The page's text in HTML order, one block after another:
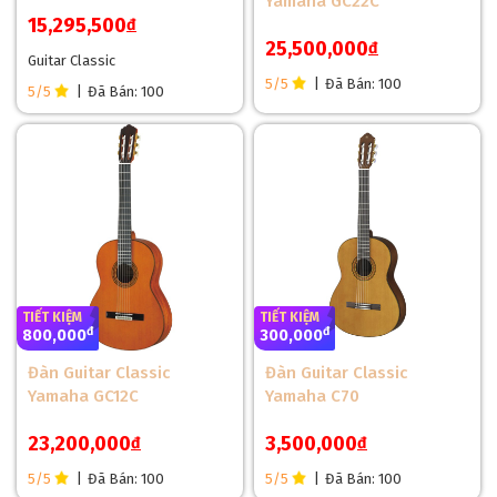
Sử dụng gỗ Meranti, loại gỗ có độ bền cao và thường được
dùng trong các dòng guitar classic của Yamaha. Gỗ Meranti
giúp tăng thêm chiều sâu cho âm bass, tạo nên âm thanh cân
bằng và trầm ấm, lý tưởng cho phong cách chơi nhạc cổ điển.
15,295,500đ
Guitar Classic
5/5
Đã Bán: 100
25,500,000đ
5/5 Đã Bán: 100
TIẾT KIỆM
800,000đ
Đàn Guitar Classic
Yamaha GC12C
23,200,000đ
5/5 Đã Bán: 100
TIẾT KIỆM
300,000đ
Đàn Guitar Classic
Yamaha C70
3,500,000đ
5/5 Đã Bán: 100